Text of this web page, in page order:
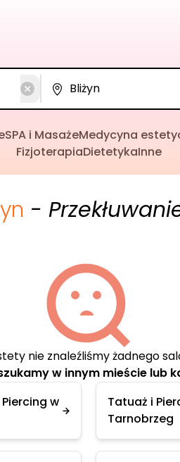
SPA i MasażeMedycyna
FizjoterapiaDietetykaInne
-
nie znaleźliśmy żadnego
w innym mieście lub
w
Tatuaż i
Tarnobrzeg